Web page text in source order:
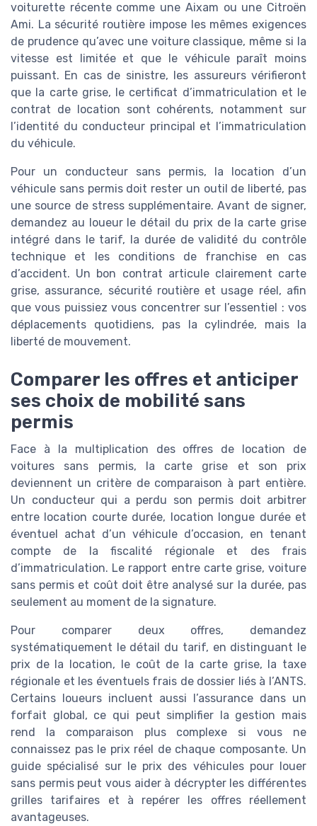
voiturette récente comme une Aixam ou une Citroën
Ami. La sécurité routière impose les mêmes exigences
de prudence qu’avec une voiture classique, même si la
vitesse est limitée et que le véhicule paraît moins
puissant. En cas de sinistre, les assureurs vérifieront
que la carte grise, le certificat d’immatriculation et le
contrat de location sont cohérents, notamment sur
l’identité du conducteur principal et l’immatriculation
du véhicule.
Pour un conducteur sans permis, la location d’un
véhicule sans permis doit rester un outil de liberté, pas
une source de stress supplémentaire. Avant de signer,
demandez au loueur le détail du prix de la carte grise
intégré dans le tarif, la durée de validité du contrôle
technique et les conditions de franchise en cas
d’accident. Un bon contrat articule clairement carte
grise, assurance, sécurité routière et usage réel, afin
que vous puissiez vous concentrer sur l’essentiel : vos
déplacements quotidiens, pas la cylindrée, mais la
liberté de mouvement.
Comparer les offres et anticiper
ses choix de mobilité sans
permis
Face à la multiplication des offres de location de
voitures sans permis, la carte grise et son prix
deviennent un critère de comparaison à part entière.
Un conducteur qui a perdu son permis doit arbitrer
entre location courte durée, location longue durée et
éventuel achat d’un véhicule d’occasion, en tenant
compte de la fiscalité régionale et des frais
d’immatriculation. Le rapport entre carte grise, voiture
sans permis et coût doit être analysé sur la durée, pas
seulement au moment de la signature.
Pour comparer deux offres, demandez
systématiquement le détail du tarif, en distinguant le
prix de la location, le coût de la carte grise, la taxe
régionale et les éventuels frais de dossier liés à l’ANTS.
Certains loueurs incluent aussi l’assurance dans un
forfait global, ce qui peut simplifier la gestion mais
rend la comparaison plus complexe si vous ne
connaissez pas le prix réel de chaque composante. Un
guide spécialisé sur le prix des véhicules pour louer
sans permis peut vous aider à décrypter les différentes
grilles tarifaires et à repérer les offres réellement
avantageuses.